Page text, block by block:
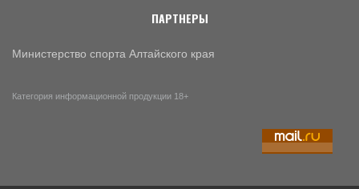
ПАРТНЕРЫ
Министерство спорта Алтайского края
Категория информационной продукции 18+